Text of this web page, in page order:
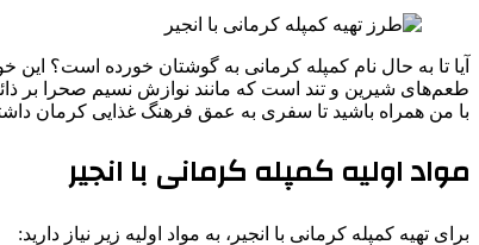
آیا تا به حال نام کمپله کرمانی به گوشتان خورده است؟
طعم‌های شیرین و تند است که مانند نوازش نسیم صحرا بر
با من همراه باشید تا سفری به عمق فرهنگ غذایی کرمان
مواد اولیه کمپله کرمانی با انجیر
برای تهیه کمپله کرمانی با انجیر، به مواد اولیه زیر نیاز دارید: